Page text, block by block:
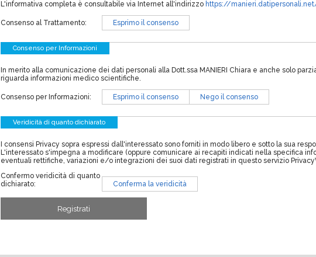
L'informativa completa è consultabile via Internet all'indirizzo https://
Consenso al Trattamento: Esprimo il consenso
Consenso per Informazioni
In merito alla comunicazione dei dati personali alla Dott.ssa MANIERI Chiara e anche solo
riguarda informazioni medico scientifiche.
Consenso per Informazioni: Esprimo il consenso Nego il consenso
Veridicità di quanto dichiarato
I consensi Privacy sopra espressi dall'interessato sono forniti in modo libero e sotto la sua
L'interessato s'impegna a modificare (oppure comunicare ai recapiti indicati nella specifica
eventuali rettifiche, variazioni e/o integrazioni dei suoi dati registrati in questo servizio
Confermo veridicità di quanto
dichiarato:
Conferma la veridicità
Registrati